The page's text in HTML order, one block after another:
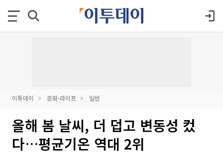
이투데이 문화·라이프 일반
올해 봄 날씨, 더 덥고 변동성 컸
다…평균기온 역대 2위